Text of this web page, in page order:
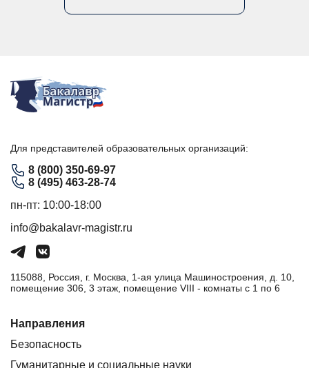
Для представителей образовательных организаций:
8 (800) 350-69-97
8 (495) 463-28-74
пн-пт: 10:00-18:00
info@bakalavr-magistr.ru
115088, Россия, г. Москва, 1-ая улица Машиностроения, д. 10,
помещение 306, 3 этаж, помещение VIII - комнаты с 1 по 6
Направления
Безопасность
Гуманитарные и социальные науки